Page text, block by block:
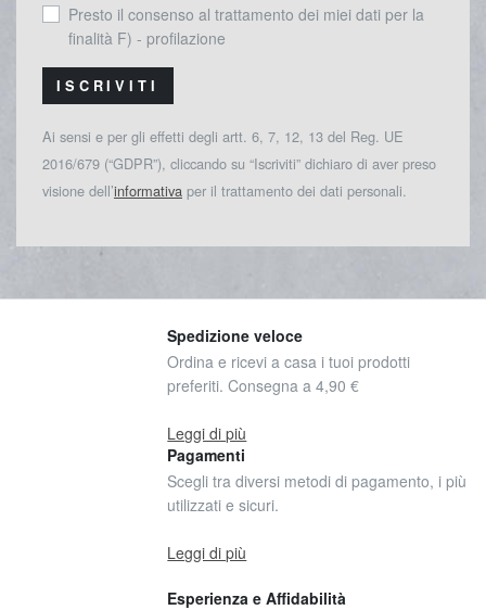
Presto il consenso al trattamento dei miei dati per la
finalità F) - profilazione
ISCRIVITI
Ai sensi e per gli effetti degli artt. 6, 7, 12, 13 del Reg. UE
2016/679 (“GDPR”), cliccando su “Iscriviti” dichiaro di aver preso
visione dell’informativa per il trattamento dei dati personali.
Spedizione veloce
Ordina e ricevi a casa i tuoi prodotti
preferiti. Consegna a 4,90 €
Leggi di più
Pagamenti
Scegli tra diversi metodi di pagamento, i più
utilizzati e sicuri.
Leggi di più
Esperienza e Affidabilità